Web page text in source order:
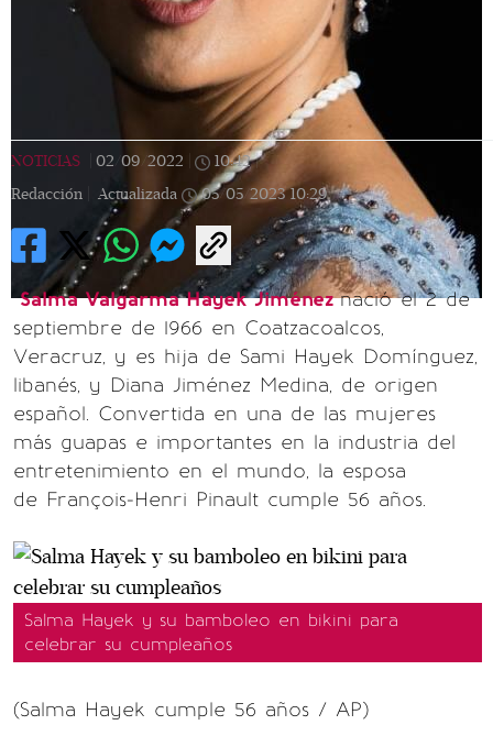
NOTICIAS 02/09/2022 10:42 |
Redacción |
Actualizada 05/05/2023 10:29
Salma Valgarma Hayek Jiméneznació el 2 de
septiembre de 1966 en Coatzacoalcos,
Veracruz, y es hija de Sami Hayek Domínguez,
libanés, y Diana Jiménez Medina, de origen
español. Convertida en una de las mujeres
más guapas e importantes en la industria del
entretenimiento en el mundo, la esposa
de François-Henri Pinault cumple 56 años.
Salma Hayek y su bamboleo en bikini para
celebrar su cumpleaños
(Salma Hayek cumple 56 años / AP)